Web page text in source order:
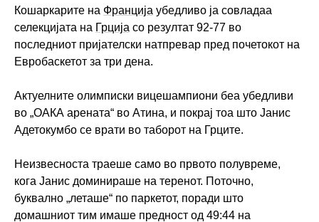
Кошаркарите на Франција убедливо ја совладаа
селекцијата на Грција со резултат 92-77 во
последниот пријателски натпревар пред почетокот на
Евробаскетот за три дена.
Актуелните олимписки вицешампиони беа убедливи
во „ОАКА арената“ во Атина, и покрај тоа што Јанис
Адетокумбо се врати во таборот на Грците.
Неизвесноста траеше само во првото полувреме,
кога Јанис доминираше на теренот. Поточно,
буквално „леташе“ по паркетот, поради што
домашниот тим имаше предност од 49:44 на